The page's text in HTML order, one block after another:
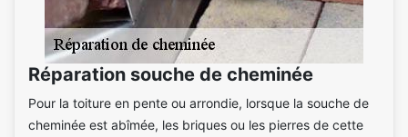
Réparation souche de cheminée
Pour la toiture en pente ou arrondie, lorsque la souche de
cheminée est abîmée, les briques ou les pierres de cette